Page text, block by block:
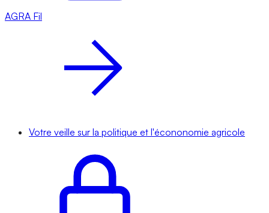
AGRA Fil
Votre veille sur la politique et l'écononomie agricole